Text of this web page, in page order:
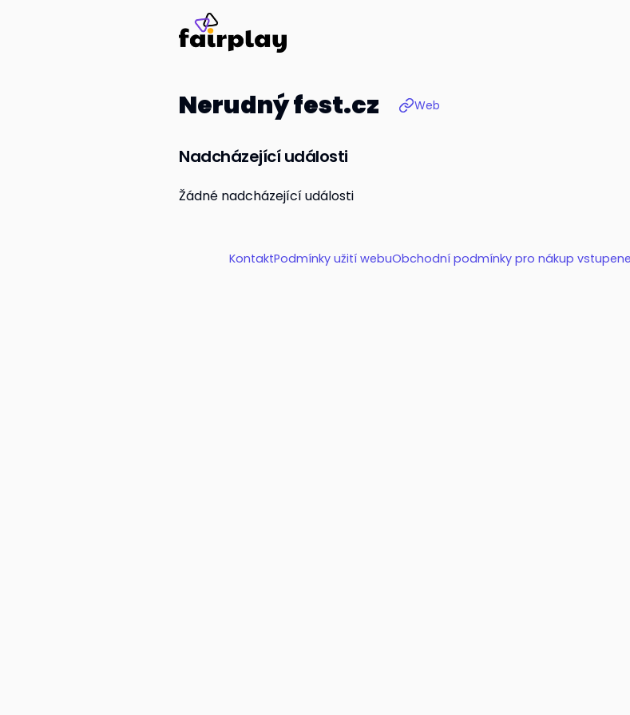
Nerudný fest.cz Web
Nadcházející události
Žádné nadcházející události
KontaktPodmínky užití webuObchodní podmínky pro nákup